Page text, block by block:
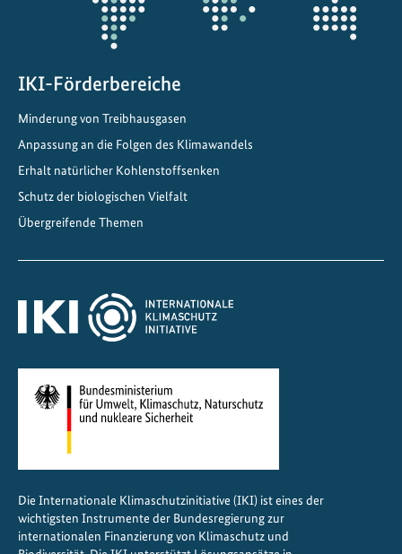
z
o
r
n
IKI-Förderbereiche
Minderung von Treibhausgasen
Anpassung an die Folgen des Klimawandels
Erhalt natürlicher Kohlenstoffsenken
Schutz der biologischen Vielfalt
Übergreifende Themen
Die Internationale Klimaschutzinitiative (IKI) ist eines der
wichtigsten Instrumente der Bundesregierung zur
internationalen Finanzierung von Klimaschutz und